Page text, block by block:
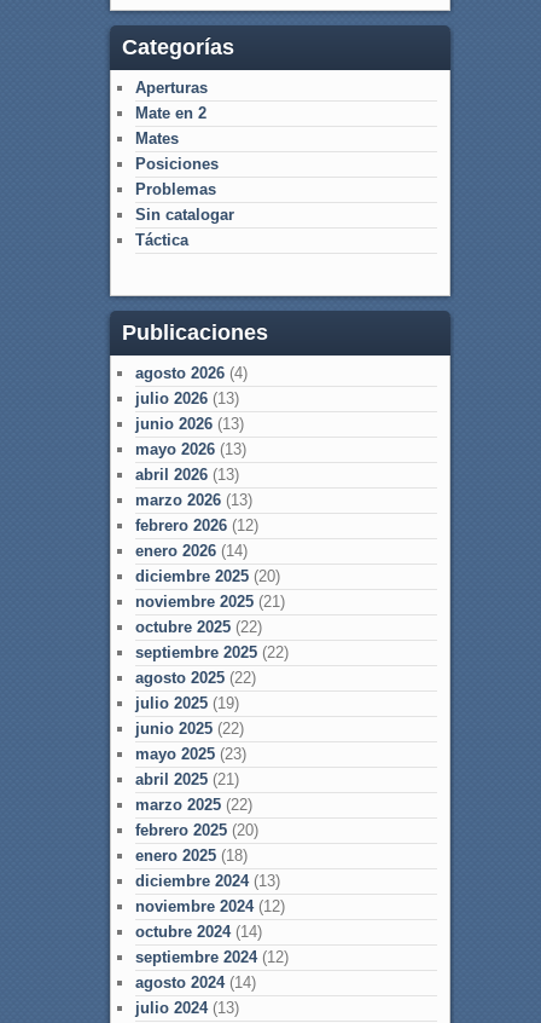
Categorías
Aperturas
Mate en 2
Mates
Posiciones
Problemas
Sin catalogar
Táctica
Publicaciones
agosto 2026(4)
julio 2026(13)
junio 2026(13)
mayo 2026(13)
abril 2026(13)
marzo 2026(13)
febrero 2026(12)
enero 2026(14)
diciembre 2025(20)
noviembre 2025(21)
octubre 2025(22)
septiembre 2025(22)
agosto 2025(22)
julio 2025(19)
junio 2025(22)
mayo 2025(23)
abril 2025(21)
marzo 2025(22)
febrero 2025(20)
enero 2025(18)
diciembre 2024(13)
noviembre 2024(12)
octubre 2024(14)
septiembre 2024(12)
agosto 2024(14)
julio 2024(13)